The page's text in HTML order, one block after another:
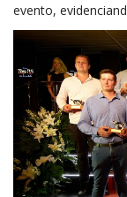
evento,